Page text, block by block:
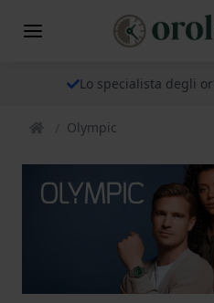
Lo specialista degli
Olympic